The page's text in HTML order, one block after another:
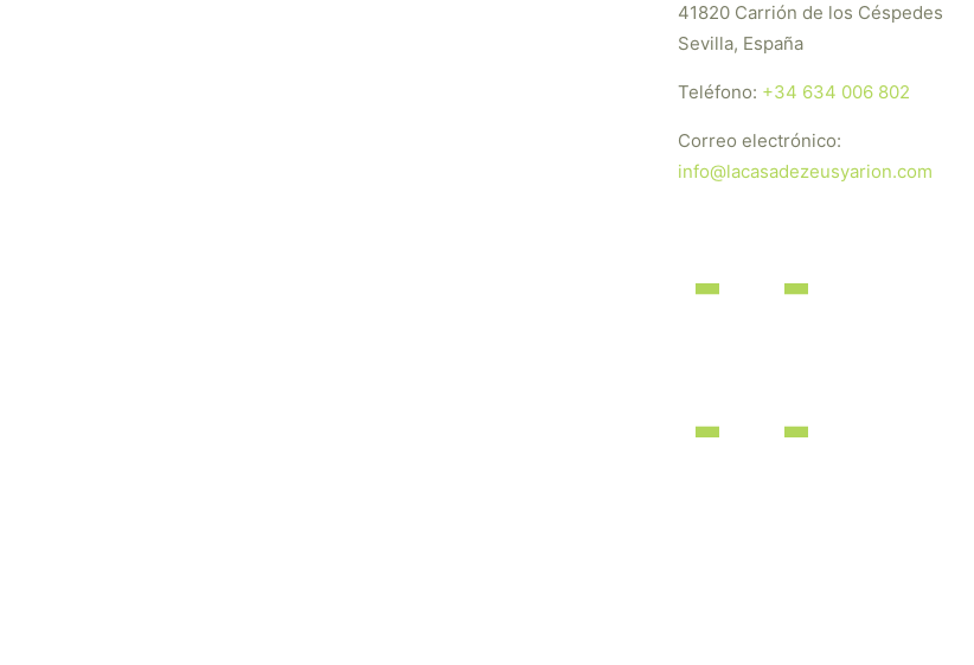
41820 Carrión de los Céspedes
Sevilla, España
Teléfono: +34 634 006 802
Correo electrónico:
info@lacasadezeusyarion.com